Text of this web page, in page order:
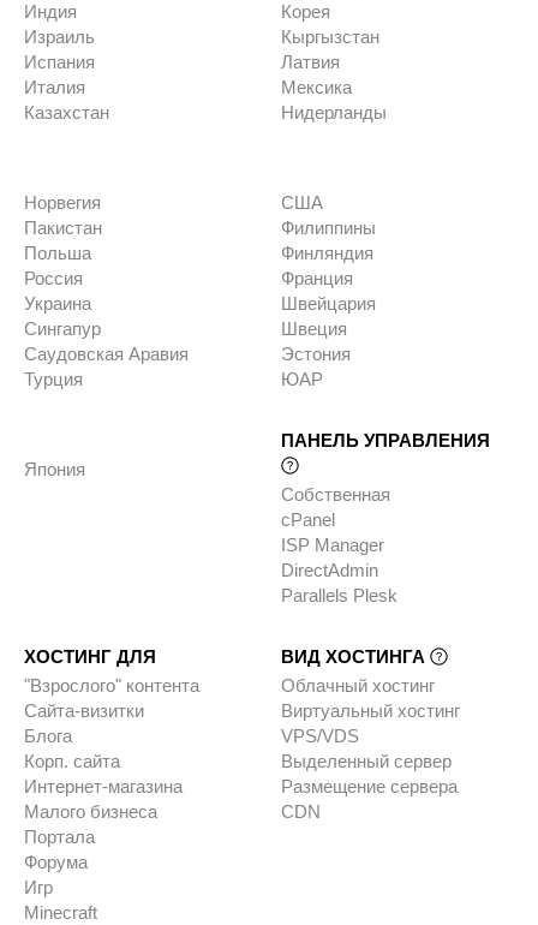
Индия
Израиль
Испания
Италия
Казахстан
Корея
Кыргызстан
Латвия
Мексика
Нидерланды
Норвегия
Пакистан
Польша
Россия
Украина
Сингапур
Саудовская Аравия
Турция
США
Филиппины
Финляндия
Франция
Швейцария
Швеция
Эстония
ЮАР
Япония
ПАНЕЛЬ УПРАВЛЕНИЯ
Собственная
cPanel
ISP Manager
DirectAdmin
Parallels Plesk
ХОСТИНГ ДЛЯ
"Взрослого" контента
Сайта-визитки
Блога
Корп. сайта
Интернет-магазина
Малого бизнеса
Портала
Форума
Игр
Minecraft
ВИД ХОСТИНГА
Облачный хостинг
Виртуальный хостинг
VPS/VDS
Выделенный сервер
Размещение сервера
CDN